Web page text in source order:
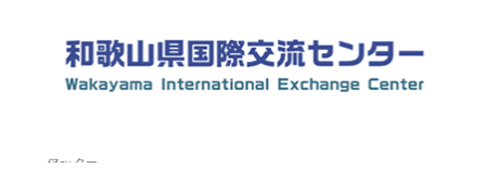
top
»
フッター